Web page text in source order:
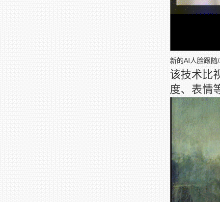
新的AI人脸跟随
该技术比
度、表情